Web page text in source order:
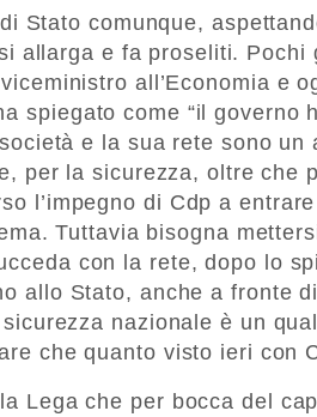
Stato comunque,
allarga e fa proseliti. Pochi
viceministro all’Economia e
spiegato come “il governo
e la sua rete sono un
per la sicurezza, oltre che
l’impegno di Cdp a
Tuttavia bisogna
con la rete, dopo lo
allo Stato, anche a fronte
nazionale è un
che quanto visto ieri con
Lega che per bocca del